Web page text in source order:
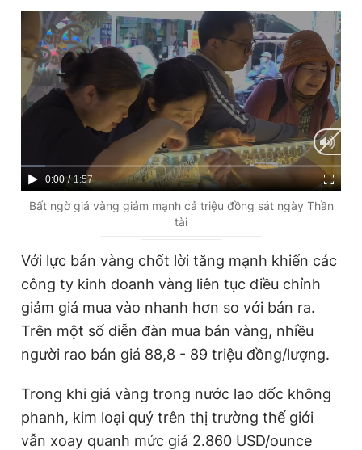
C
u
T
m
e
0:00 / D
u
i
o
1:57
Bất ngờ giá vàng giảm mạnh cả triệu đồng sát ngày Thần
tài
Với lực bán vàng chốt lời tăng mạnh khiến các
công ty kinh doanh vàng liên tục điều chỉnh
giảm giá mua vào nhanh hơn so với bán ra.
Trên một số diễn đàn mua bán vàng, nhiều
người rao bán giá 88,8 - 89 triệu đồng/lượng.
Trong khi giá vàng trong nước lao dốc không
phanh, kim loại quý trên thị trường thế giới
vẫn xoay quanh mức giá 2.860 USD/ounce